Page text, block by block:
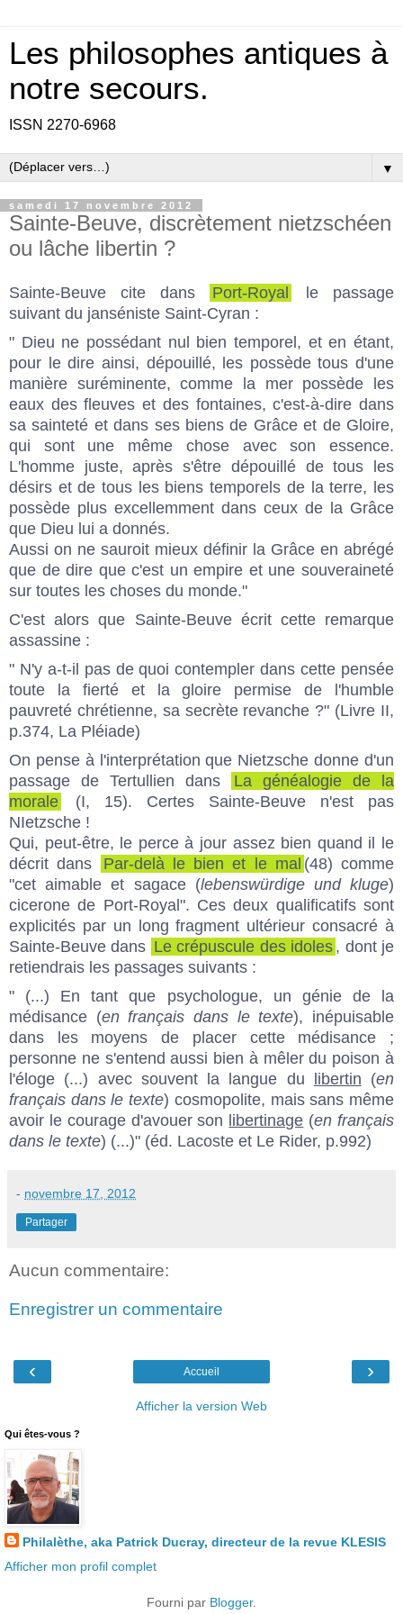
Les philosophes antiques à
notre secours.
ISSN 2270-6968
▼
samedi 17 novembre 2012
Sainte-Beuve, discrètement nietzschéen
ou lâche libertin ?
Sainte-Beuve cite dans Port-Royal
le passage
suivant du janséniste Saint-Cyran :
" Dieu ne possédant nul bien temporel, et en étant,
pour le dire ainsi, dépouillé, les possède tous d'une
manière suréminente, comme la mer possède les
eaux des fleuves et des fontaines, c'est-à-dire dans
sa sainteté et dans ses biens de Grâce et de Gloire,
qui sont une même chose avec son essence.
L'homme juste, après s'être dépouillé de tous les
désirs et de tous les biens temporels de la terre, les
possède plus excellemment dans ceux de la Grâce
que Dieu lui a donnés.
Aussi on ne sauroit mieux définir la Grâce en abrégé
que de dire que c'est un empire et une souveraineté
sur toutes les choses du monde."
C'est alors que Sainte-Beuve écrit cette remarque
assassine :
" N'y a-t-il pas de quoi contempler dans cette pensée
toute la fierté et la gloire permise de l'humble
pauvreté chrétienne, sa secrète revanche ?" (Livre II,
p.374, La Pléiade)
On pense à l'interprétation que Nietzsche donne d'un
passage de Tertullien dans
La généalogie de la
morale
(I, 15). Certes Sainte-Beuve n'est pas
NIetzsche !
Qui, peut-être, le perce à jour assez bien quand il le
décrit dans
Par-delà le bien et le mal (48) comme
"cet aimable et sagace (lebenswürdige und kluge)
cicerone de Port-Royal". Ces deux qualificatifs sont
explicités par un long fragment ultérieur consacré à
Sainte-Beuve dans Le crépuscule des idoles , dont je
retiendrais les passages suivants :
" (...) En tant que psychologue, un génie de la
médisance (en français dans le texte), inépuisable
dans les moyens de placer cette médisance ;
personne ne s'entend aussi bien à mêler du poison à
l'éloge (...) avec souvent la langue du libertin (en
français dans le texte) cosmopolite, mais sans même
avoir le courage d'avouer son libertinage (en français
dans le texte) (...)" (éd. Lacoste et Le Rider, p.992)
- novembre 17, 2012
Partager
Aucun commentaire:
Enregistrer un commentaire
‹ ›
Accueil
Afficher la version Web
Qui êtes-vous ?
Philalèthe, aka Patrick Ducray, directeur de la revue KLESIS
Afficher mon profil complet
Fourni par Blogger.